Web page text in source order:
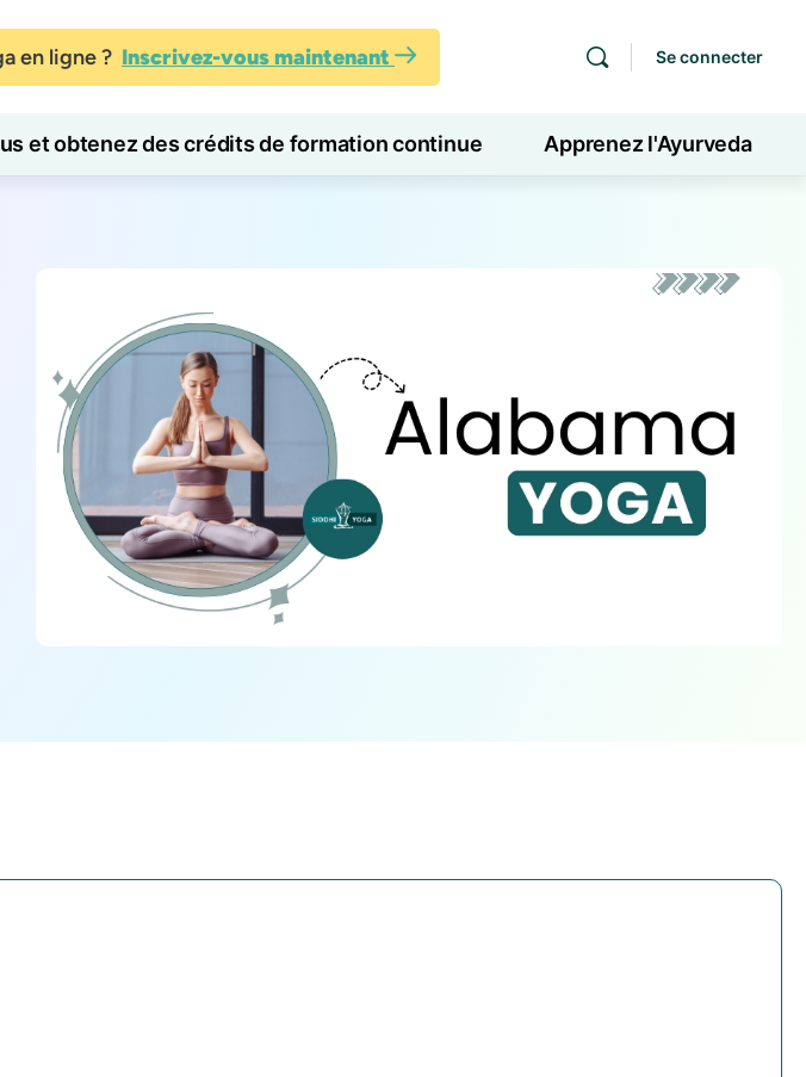
en ligne ? Inscrivez-vous maintenant Se connecter
et obtenez des crédits de formation continue Apprenez l'Ayurveda